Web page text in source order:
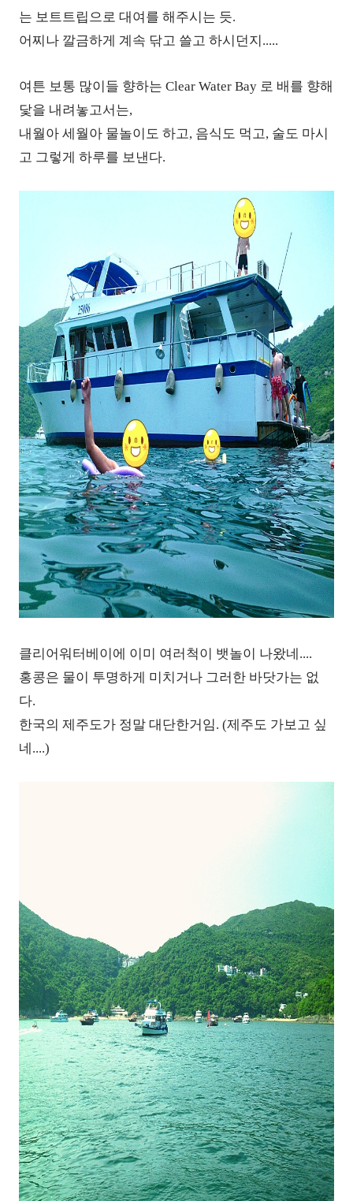
는 보트트립으로 대여를 해주시는 듯.
어찌나 깔금하게 계속 닦고 쓸고 하시던지.....
여튼 보통 많이들 향하는 Clear Water Bay 로 배를 향해
닻을 내려놓고서는,
내월아 세월아 물놀이도 하고, 음식도 먹고, 술도 마시
고 그렇게 하루를 보낸다.
클리어워터베이에 이미 여러척이 뱃놀이 나왔네....
홍콩은 물이 투명하게 미치거나 그러한 바닷가는 없
다.
한국의 제주도가 정말 대단한거임. (제주도 가보고 싶
네....)